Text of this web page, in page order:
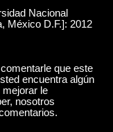
Nacional
México D.F.]: 2012
que este
encuentra algún
le
nosotros